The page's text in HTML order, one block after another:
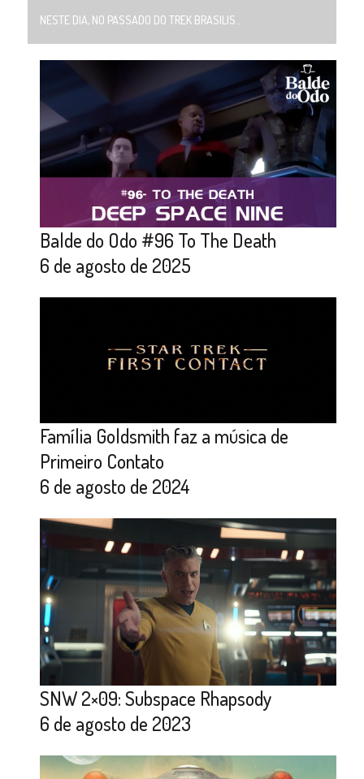
NESTE DIA, NO PASSADO DO TREK BRASILIS...
Balde do Odo #96 To The Death
6 de agosto de 2025
Família Goldsmith faz a música de
Primeiro Contato
6 de agosto de 2024
SNW 2×09: Subspace Rhapsody
6 de agosto de 2023